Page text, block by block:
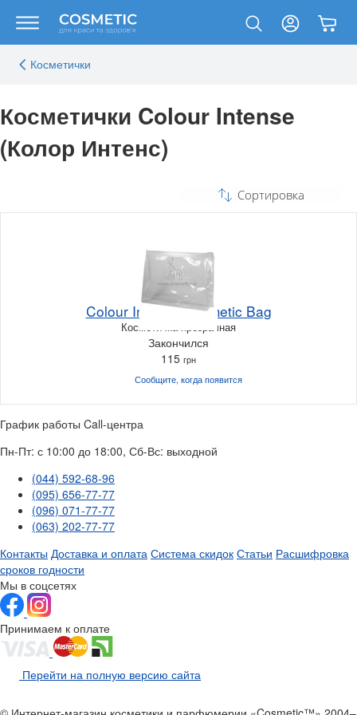
Косметички
Косметички Colour Intense
(Колор Интенс)
Сортировка
Colour Intense Cosmetic Bag
Косметичка прозрачная
Закончился
115 грн
Сообщите, когдапоявится
График работы Call-центра
Пн-Пт: с 10:00 до 18:00, Сб-Вс: выходной
(044) 592-68-96
(095) 656-77-77
(096) 071-77-77
(063) 202-77-77
Контакты Доставка и оплата Система скидок Статьи Расшифровка
сроков годности
Мы в соцсетях
Принимаем к оплате
Перейти на полную версию сайта